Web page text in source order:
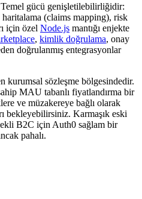
gücü genişletilebilirliğidir:
(claims mapping), risk
için özel Node.js mantığı enjekte
, kimlik doğrulama, onay
doğrulanmış entegrasyonlar
kurumsal sözleşme bölgesindedir.
MAU tabanlı fiyatlandırma bir
ve müzakereye bağlı olarak
bekleyebilirsiniz. Karmaşık eski
B2C için Auth0 sağlam bir
pahalı.